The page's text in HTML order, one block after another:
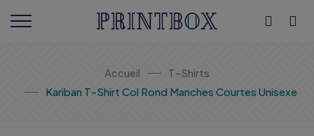
Accueil
T-Shirts
Kariban T-Shirt Col Rond Manches Courtes Unisexe